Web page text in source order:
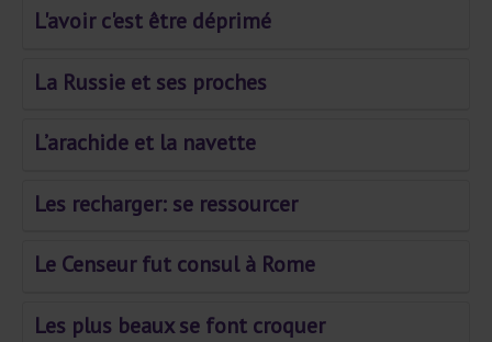
L'avoir c'est être déprimé
La Russie et ses proches
L’arachide et la navette
Les recharger: se ressourcer
Le Censeur fut consul à Rome
Les plus beaux se font croquer